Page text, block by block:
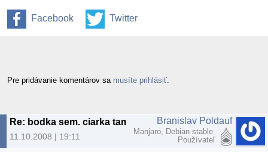
Facebook Twitter
Pre pridávanie komentárov sa musíte prihlásiť
Re: bodka sem. ciarka tam,
11.10.2008 | 19:11
Branislav Poldauf
Manjaro, Debian stable
Používateľ